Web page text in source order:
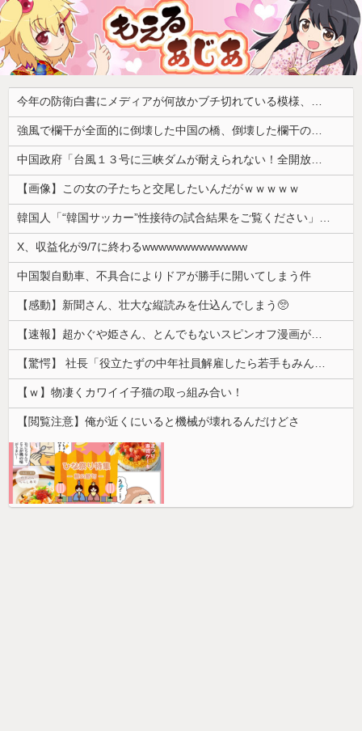
今年の防衛白書にメディアが何故かブチ切れている模様、躍起になって批判するも逆に有権者からは……
強風で欄干が全面的に倒壊した中国の橋、倒壊した欄干の破片を調べると凄まじい事実が発覚して……
中国政府「台風１３号に三峡ダムが耐えられない！全開放流しろ！」⇒ 下流域の街が壊滅状態ｗｗｗｗｗ
【画像】この女の子たちと交尾したいんだがｗｗｗｗｗ
韓国人「“韓国サッカー”性接待の試合結果をご覧ください」→「マッサージ効果は間違いないねｗ」「これが本当のベッドサッカーだ」
X、収益化が9/7に終わるwwwwwwwwwwwww
中国製自動車、不具合によりドアが勝手に開いてしまう件
【感動】新聞さん、壮大な縦読みを仕込んでしまう🥺
【速報】超かぐや姫さん、とんでもないスピンオフ漫画が連載決定ｗｗｗｗｗｗｗｗｗｗｗｗｗｗｗｗｗｗｗｗｗ
【驚愕】 社長「役立たずの中年社員解雇したら若手もみんな辞めてしまった…」
【ｗ】物凄くカワイイ子猫の取っ組み合い！
【閲覧注意】俺が近くにいると機械が壊れるんだけどさ